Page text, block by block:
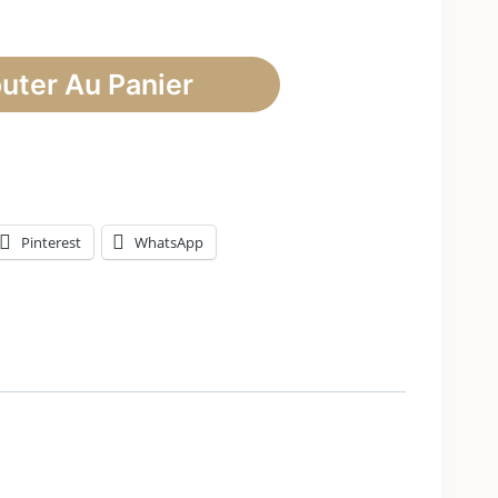
Au Panier
Pinterest WhatsApp